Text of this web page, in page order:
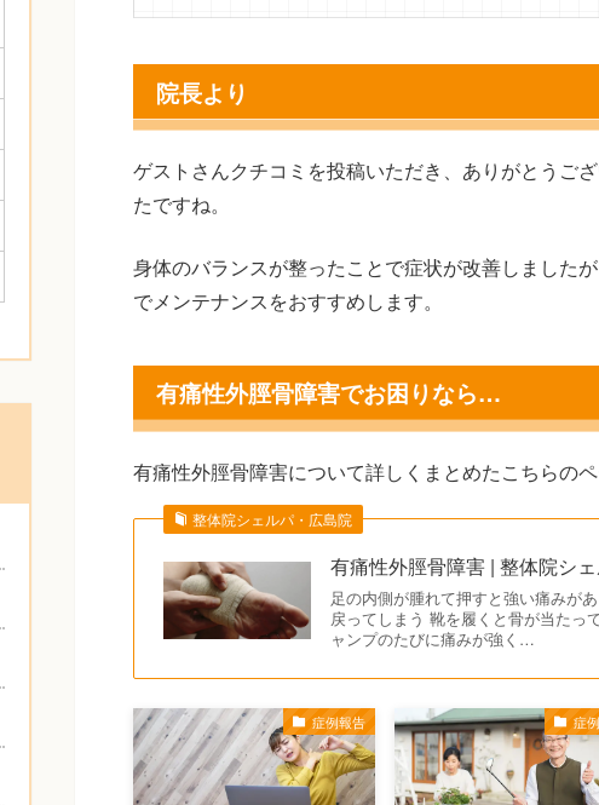
院長より
ゲストさんクチコミを投稿いただき、ありがとうご
たですね。
身体のバランスが整ったことで症状が改善しました
でメンテナンスをおすすめします。
有痛性外脛骨障害でお困りなら…
有痛性外脛骨障害について詳しくまとめたこちらのペ
整体院シェルパ・広島院
有痛性外脛骨障害 | 整体院シ
足の内側が腫れて押すと強い痛みが
戻ってしまう 靴を履くと骨が当たっ
ャンプのたびに痛みが強く…
症例報告 症